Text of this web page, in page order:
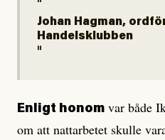
Johan Hagman,
Handelsklubben
Enligt honom var både
om att nattarbetet skulle